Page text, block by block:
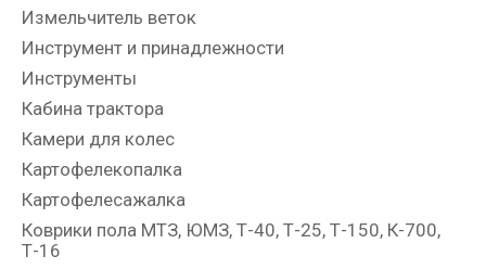
Измельчитель веток
Инструмент и принадлежности
Инструменты
Кабина трактора
Камери для колес
Картофелекопалка
Картофелесажалка
Коврики пола МТЗ, ЮМЗ, Т-40, Т-25, Т-150, К-700,
Т-16